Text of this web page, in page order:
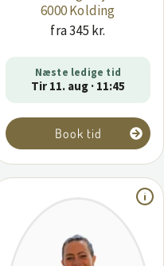
6000 Kolding
fra 345 kr.
Næste ledige tid
Tir 11. aug · 11:45
Book tid